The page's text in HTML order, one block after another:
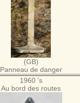
(GB)
Panneau de danger
1960 's
Au bord des routes